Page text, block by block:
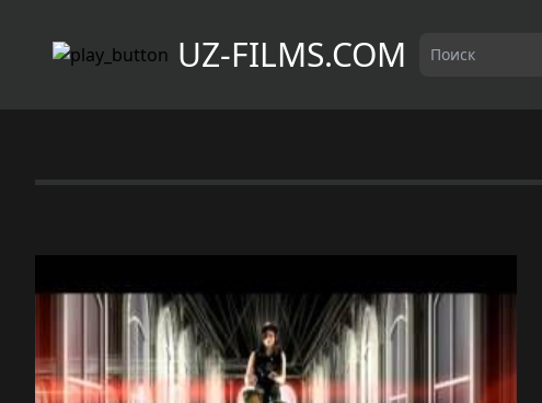
UZ-FILMS.COM